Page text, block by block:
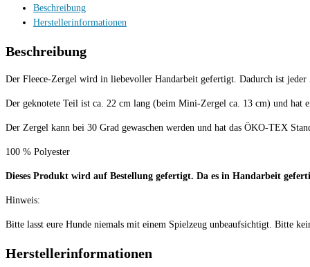
Beschreibung
Herstellerinformationen
Beschreibung
Der Fleece-Zergel wird in liebevoller Handarbeit gefertigt. Dadurch ist
Der geknotete Teil ist ca. 22 cm lang (beim Mini-Zergel ca. 13 cm) und hat
Der Zergel kann bei 30 Grad gewaschen werden und hat das ÖKO-TEX
100 % Polyester
Dieses Produkt wird auf Bestellung gefertigt. Da es in Handarbeit
Hinweis:
Bitte lasst eure Hunde niemals mit einem Spielzeug unbeaufsichtigt. Bitte
Herstellerinformationen